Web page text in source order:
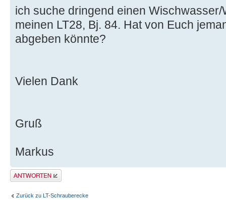
ich suche dringend einen
meinen LT28, Bj. 84. Hat von Euch
abgeben könnte?
Vielen Dank
Gruß
Markus
Antwort erstellen
Zurück zu LT-Schrauberecke